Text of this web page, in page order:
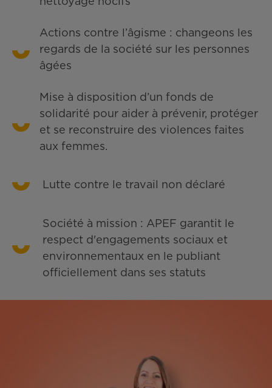
Actions contre l’âgisme : changeons les
regards de la société sur les personnes
âgées
Mise à disposition d’un fonds de
solidarité pour aider à prévenir, protéger
et se reconstruire des violences faites
aux femmes.
Lutte contre le travail non déclaré
Société à mission : APEF garantit le
respect d'engagements sociaux et
environnementaux en le publiant
officiellement dans ses statuts